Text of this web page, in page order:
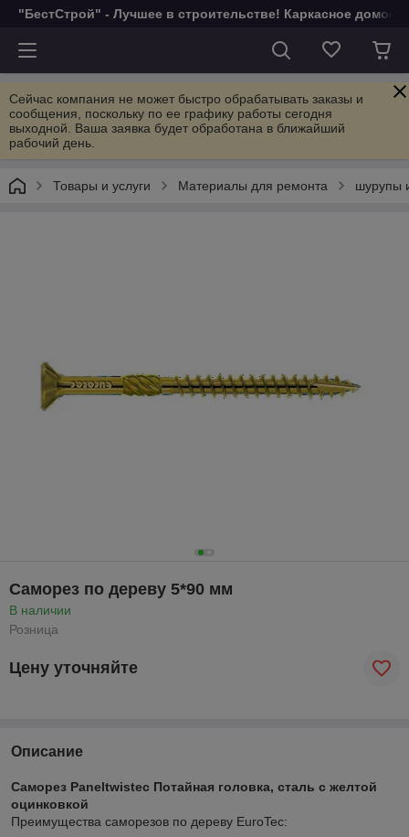
"БестСтрой" - Лучшее в строительстве! Каркасное
Сейчас компания не может быстро обрабатывать заказы и
сообщения, поскольку по ее графику работы сегодня
выходной. Ваша заявка будет обработана в ближайший
рабочий день.
Товары и услуги Материалы для ремонта шурупы
Саморез по дереву 5*90 мм
В наличии
Розница
Цену уточняйте
Описание
Саморез Paneltwistec Потайная головка, сталь с желтой
оцинковкой
Преимущества саморезов по дереву EuroTec: